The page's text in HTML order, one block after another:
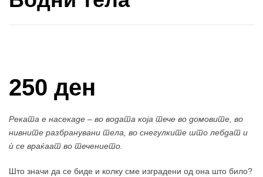
250 ден
Реката е насекаде – во водата која тече во домовите, во
нивните разбранувани тела, во снегулките што лебдат и
ѝ се враќаат во течението.
Што значи да се биде и колку сме изградени од она што било?